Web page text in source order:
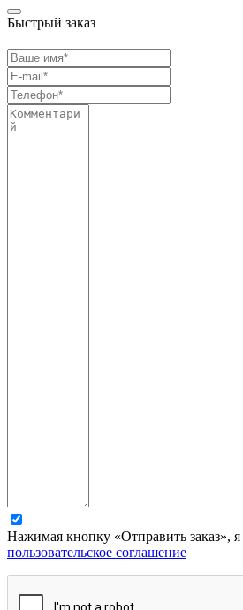
Быстрый заказ
Нажимая кнопку «Отправить заказ»,
пользовательское соглашение